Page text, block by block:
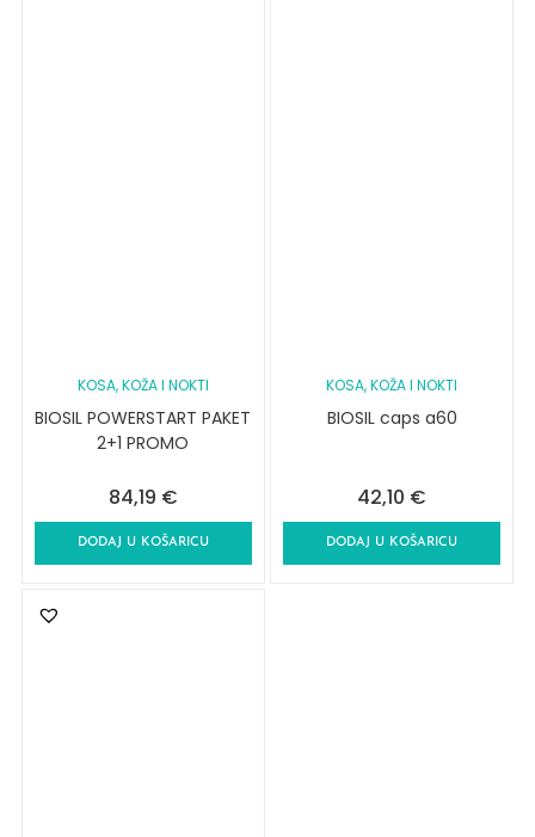
KOSA, KOŽA I NOKTI
BIOSIL POWERSTART PAKET
2+1 PROMO
84,19 €
DODAJ U KOŠARICU
KOSA, KOŽA I NOKTI
BIOSIL caps a60
42,10 €
DODAJ U KOŠARICU